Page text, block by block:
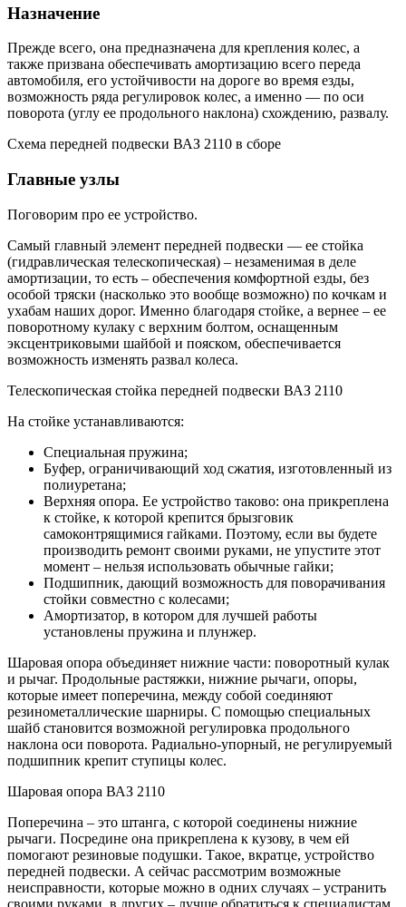
Назначение
Прежде всего, она предназначена для крепления колес, а
также призвана обеспечивать амортизацию всего переда
автомобиля, его устойчивости на дороге во время езды,
возможность ряда регулировок колес, а именно — по оси
поворота (углу ее продольного наклона) схождению, развалу.
Схема передней подвески ВАЗ 2110 в сборе
Главные узлы
Поговорим про ее устройство.
Самый главный элемент передней подвески — ее стойка
(гидравлическая телескопическая) – незаменимая в деле
амортизации, то есть – обеспечения комфортной езды, без
особой тряски (насколько это вообще возможно) по кочкам и
ухабам наших дорог. Именно благодаря стойке, а вернее – ее
поворотному кулаку с верхним болтом, оснащенным
эксцентриковыми шайбой и пояском, обеспечивается
возможность изменять развал колеса.
Телескопическая стойка передней подвески ВАЗ 2110
На стойке устанавливаются:
Специальная пружина;
Буфер, ограничивающий ход сжатия, изготовленный из
полиуретана;
Верхняя опора. Ее устройство таково: она прикреплена
к стойке, к которой крепится брызговик
самоконтрящимися гайками. Поэтому, если вы будете
производить ремонт своими руками, не упустите этот
момент – нельзя использовать обычные гайки;
Подшипник, дающий возможность для поворачивания
стойки совместно с колесами;
Амортизатор, в котором для лучшей работы
установлены пружина и плунжер.
Шаровая опора объединяет нижние части: поворотный кулак
и рычаг. Продольные растяжки, нижние рычаги, опоры,
которые имеет поперечина, между собой соединяют
резинометаллические шарниры. С помощью специальных
шайб становится возможной регулировка продольного
наклона оси поворота. Радиально-упорный, не регулируемый
подшипник крепит ступицы колес.
Шаровая опора ВАЗ 2110
Поперечина – это штанга, с которой соединены нижние
рычаги. Посредине она прикреплена к кузову, в чем ей
помогают резиновые подушки. Такое, вкратце, устройство
передней подвески. А сейчас рассмотрим возможные
неисправности, которые можно в одних случаях – устранить
своими руками, в других – лучше обратиться к специалистам.